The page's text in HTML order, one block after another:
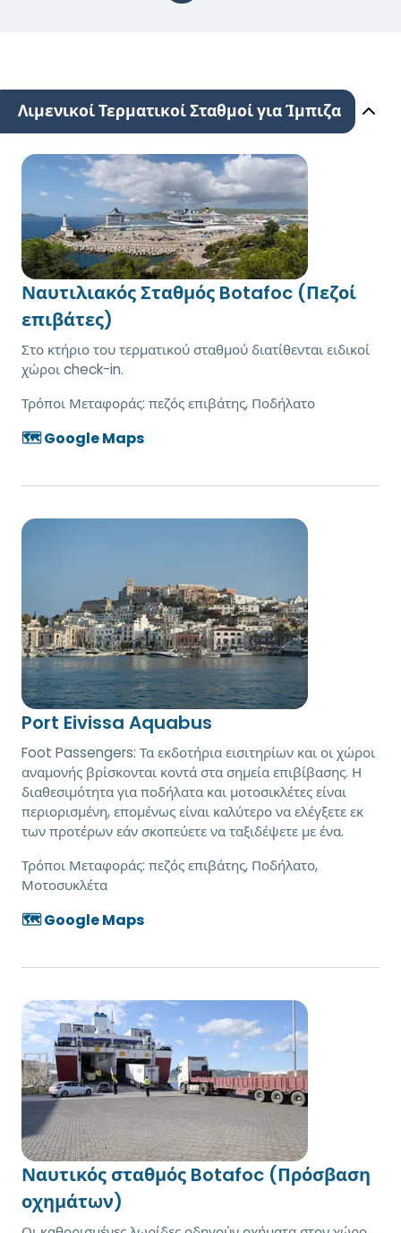
Λιμενικοί Τερματικοί Σταθμοί για Ίμπιζα
Ναυτιλιακός Σταθμός Botafoc (Πεζοί
επιβάτες)
Στο κτήριο του τερματικού σταθμού διατίθενται ειδικοί
χώροι check-in.
Τρόποι Μεταφοράς: πεζός επιβάτης, Ποδήλατο
🗺️ Google Maps
Port Eivissa Aquabus
Foot Passengers: Τα εκδοτήρια εισιτηρίων και οι χώροι
αναμονής βρίσκονται κοντά στα σημεία επιβίβασης. Η
διαθεσιμότητα για ποδήλατα και μοτοσικλέτες είναι
περιορισμένη, επομένως είναι καλύτερο να ελέγξετε εκ
των προτέρων εάν σκοπεύετε να ταξιδέψετε με ένα.
Τρόποι Μεταφοράς: πεζός επιβάτης, Ποδήλατο,
Μοτοσυκλέτα
🗺️ Google Maps
Ναυτικός σταθμός Botafoc (Πρόσβαση
οχημάτων)